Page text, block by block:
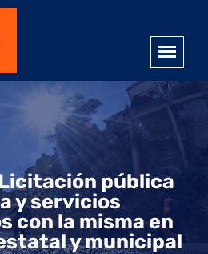
pública
y servicios
con la misma en
y municipal